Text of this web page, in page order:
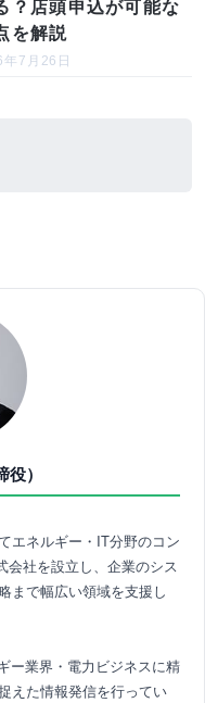
？店頭申込が可能な
を解説
7月26日
）
エネルギー・IT分野のコン
会社を設立し、企業のシス
まで幅広い領域を支援し
ー業界・電力ビジネスに精
えた情報発信を行ってい